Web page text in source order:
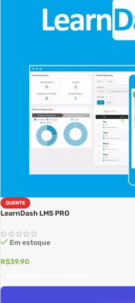
QUENTE
LearnDash LMS PRO
Em estoque
R$39,90